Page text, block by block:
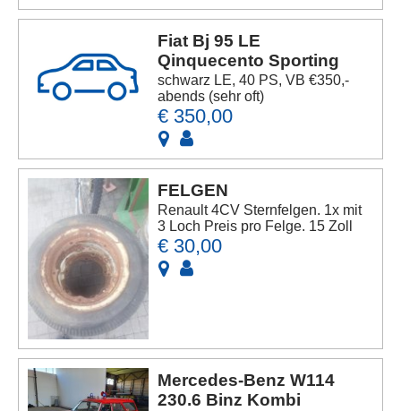
Fiat Bj 95 LE
Qinquecento Sporting
schwarz LE, 40 PS, VB €350,-
abends (sehr oft)
€ 350,00
FELGEN
Renault 4CV Sternfelgen. 1x mit
3 Loch Preis pro Felge. 15 Zoll
€ 30,00
Mercedes-Benz W114
230.6 Binz Kombi